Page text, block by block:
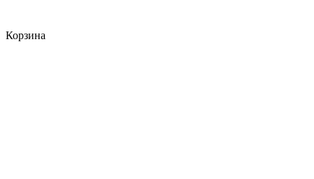
Корзина